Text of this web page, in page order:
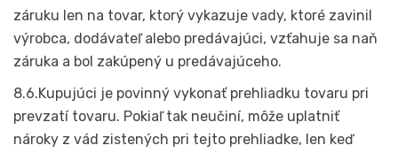
záruku len na tovar, ktorý vykazuje vady, ktoré zavinil
výrobca, dodávateľ alebo predávajúci, vzťahuje sa naň
záruka a bol zakúpený u predávajúceho.
8.6.Kupujúci je povinný vykonať prehliadku tovaru pri
prevzatí tovaru. Pokiaľ tak neučiní, môže uplatniť
nároky z vád zistených pri tejto prehliadke, len keď